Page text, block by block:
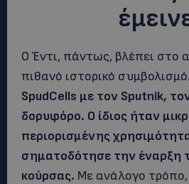
Ο Έντι, πάντως, βλέπει στο
πιθανό ιστορικό συμβολισμό.
SpudCells με τον Sputnik,
δορυφόρο. Ο ίδιος ήταν
περιορισμένης
σηματοδότησε την έναρξη
κούρσας. Με ανάλογο τρόπο,